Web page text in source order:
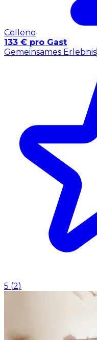
Celleno
133 € pro Gast
Gemeinsames Erlebnis
5 (2)